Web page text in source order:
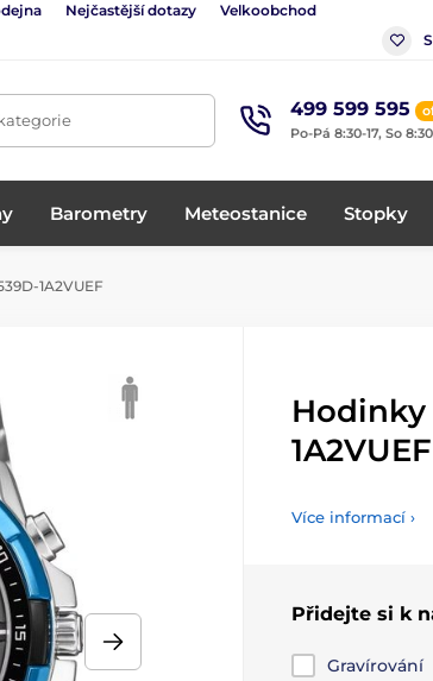
Nejčastější dotazy Velkoobchod
499 599 595
Po-Pá 8:30-17, So
Barometry Meteostanice Stopky
1A2VUEF
Hodinky
1A2VUEF
Více informací ›
Přidejte si k
Gravírování